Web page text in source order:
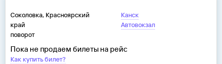
Соколовка, Красноярский
край
поворот
Канск
Автовокзал
Пока не продаем билеты на рейс
Как купить билет?